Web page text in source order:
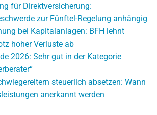
für Direktversicherung:
zur Fünftel-Regelung anhängig
bei Kapitalanlagen: BFH lehnt
hoher Verluste ab
2026: Sehr gut in der Kategorie
steuerlich absetzen: Wann
anerkannt werden